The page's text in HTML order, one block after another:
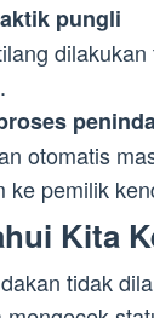
pungli
otomatis
ke pemilik
Kita
tidak